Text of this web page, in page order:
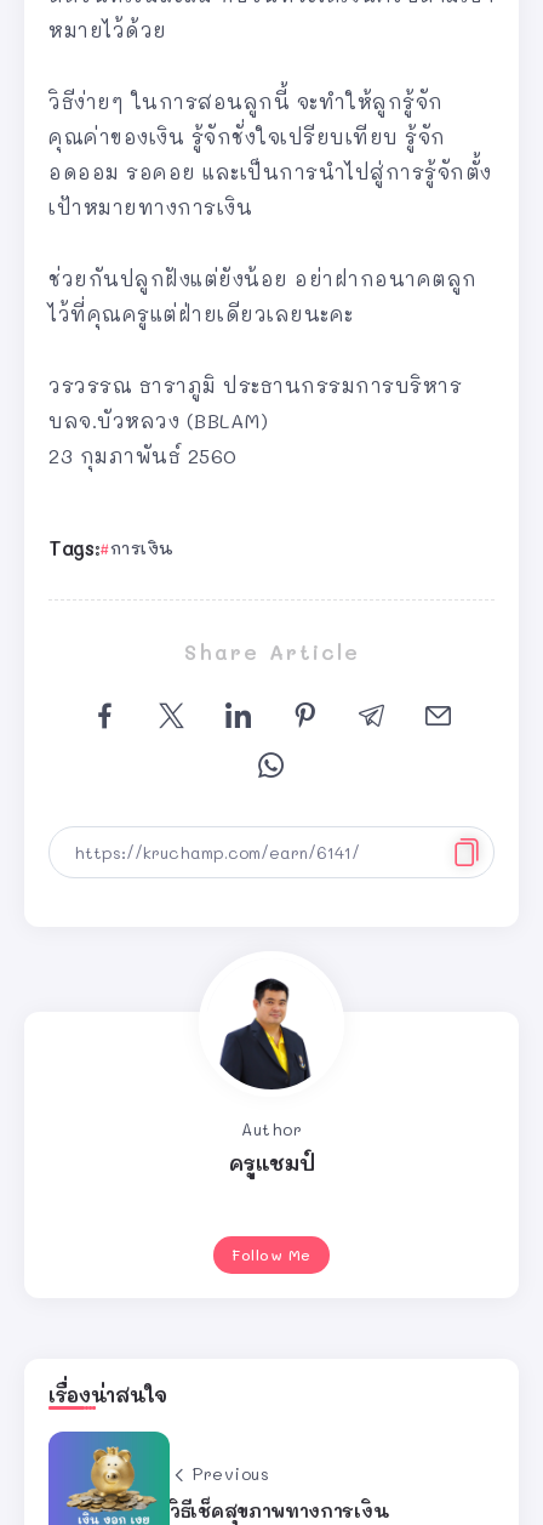
หมายไว้ด้วย
วิธีง่ายๆ ในการสอนลูกนี้ จะทำให้ลูกรู้จัก
คุณค่าของเงิน รู้จักชั่งใจเปรียบเทียบ รู้จัก
อดออม รอคอย และเป็นการนำไปสู่การรู้จักตั้ง
เป้าหมายทางการเงิน
ช่วยกันปลูกฝังแต่ยังน้อย อย่าฝากอนาคตลูก
ไว้ที่คุณครูแต่ฝ่ายเดียวเลยนะคะ
วรวรรณ ธาราภูมิ ประธานกรรมการบริหาร
บลจ.บัวหลวง (BBLAM)
23 กุมภาพันธ์ 2560
Tags: การเงิน
Share Article
Author
ครูแชมป์
Follow Me
เรื่องน่าสนใจ
Previous
วิธีเช็คสุขภาพทางการเงิน